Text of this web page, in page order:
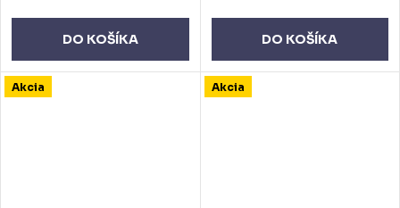
DO KOŠÍKA DO KOŠÍKA
Akcia Akcia